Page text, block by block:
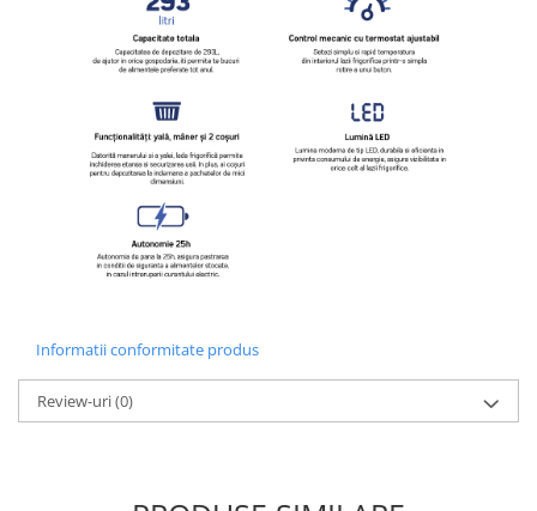
Informatii conformitate produs
Review-uri(0)